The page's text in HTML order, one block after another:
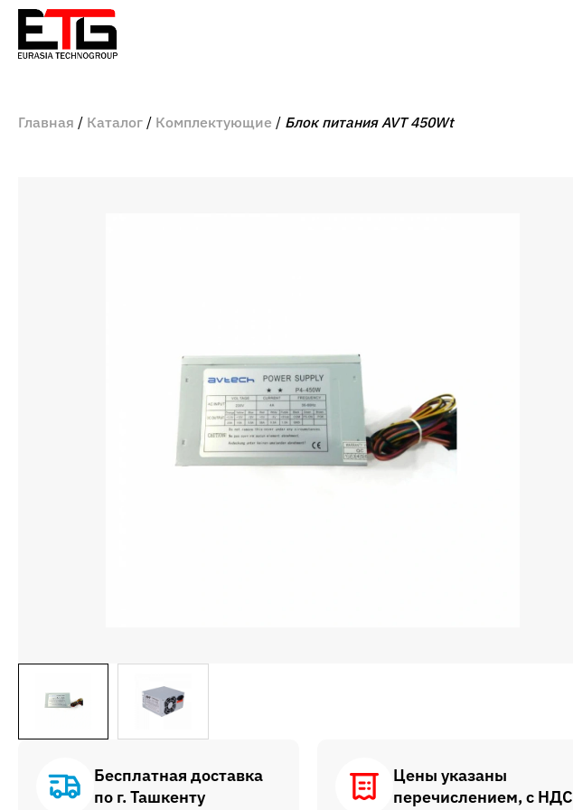
Главная Каталог Комплектующие Блок питания AVT 450Wt
Бесплатная доставка
по г. Ташкенту
Цены указаны
перечислением, с НДС